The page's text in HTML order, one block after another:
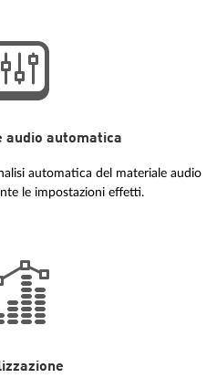
audio automatica
automatica del materiale audio
le impostazioni effetti.